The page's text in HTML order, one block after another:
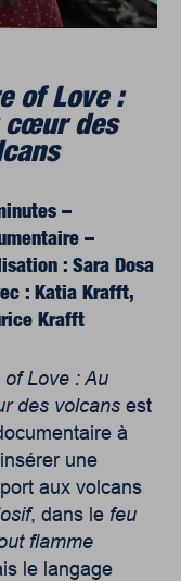
of Love :
cœur des
–
–
: Sara Dosa
: Katia Krafft,
Krafft
of Love : Au
des volcans est
à
une
aux volcans
, dans le feu
flamme
le langage